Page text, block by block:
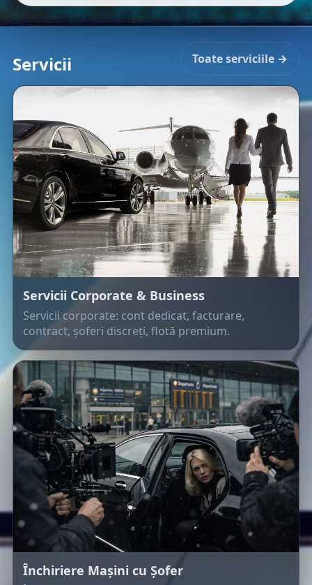
Servicii Toate serviciile →
Servicii Corporate & Business
Servicii corporate: cont dedicat, facturare,
contract, șoferi discreți, flotă premium.
Închiriere Mașini cu Șofer